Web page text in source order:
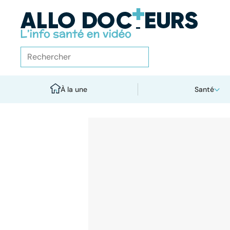
À la une Santé